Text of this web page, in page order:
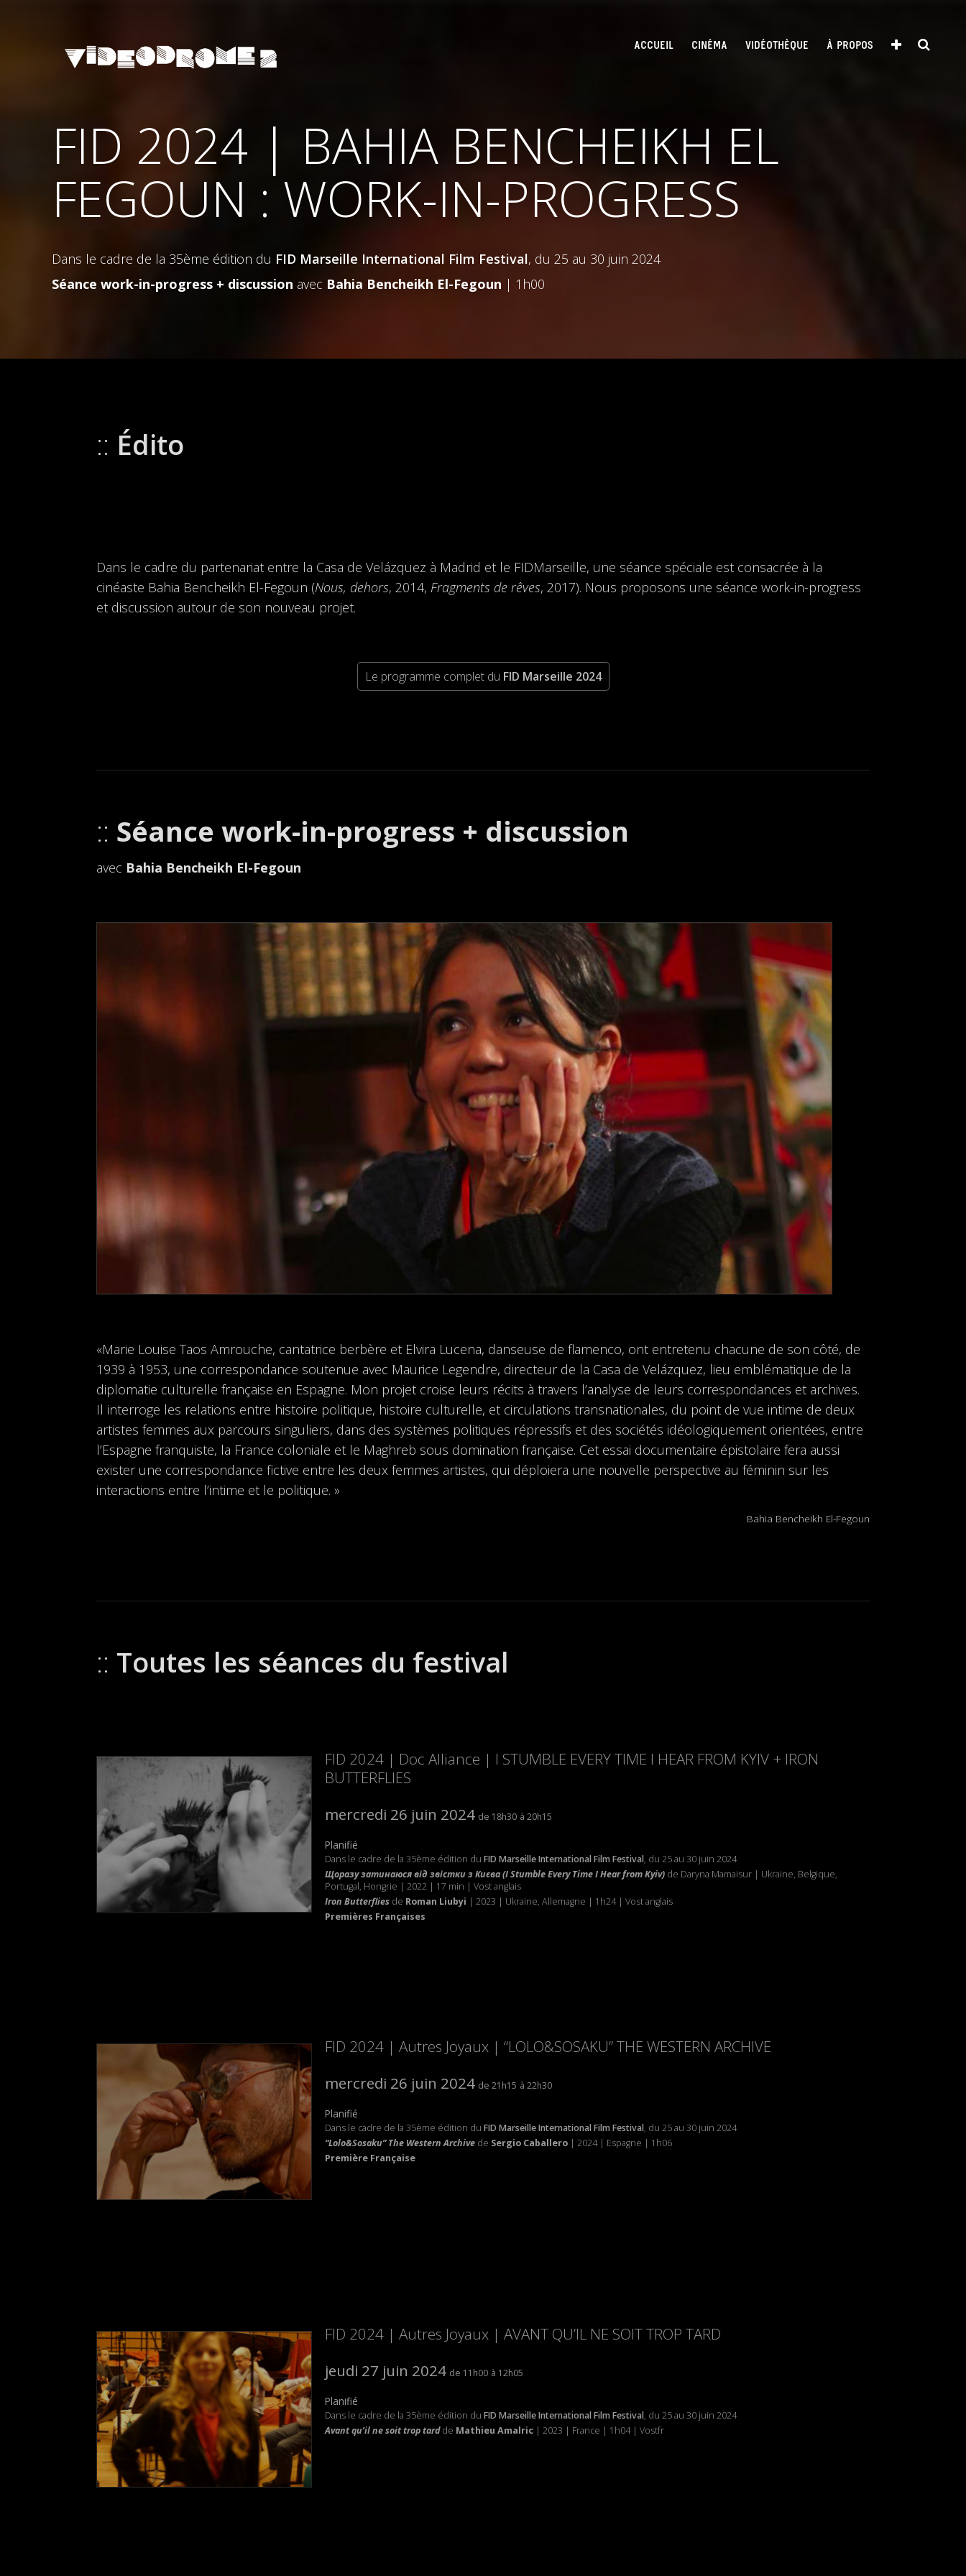
ACCUEIL CINÉMA VIDÉOTHÈQUE À PROPOS
FID 2024 | BAHIA BENCHEIKH EL
FEGOUN : WORK-IN-PROGRESS
Dans le cadre de la 35ème édition du FID Marseille International Film Festival, du 25 au 30 juin 2024
Séance work-in-progress + discussion avec Bahia Bencheikh El-Fegoun | 1h00
Édito
Dans le cadre du partenariat entre la Casa de Velázquez à Madrid et le FIDMarseille, une séance spéciale est consacrée à la
cinéaste Bahia Bencheikh El-Fegoun (Nous, dehors, 2014, Fragments de rêves, 2017). Nous proposons une séance work-in-progress
et discussion autour de son nouveau projet.
Le programme complet du FID Marseille 2024
Séance work-in-progress + discussion
avec Bahia Bencheikh El-Fegoun
«Marie Louise Taos Amrouche, cantatrice berbère et Elvira Lucena, danseuse de flamenco, ont entretenu chacune de son côté, de
1939 à 1953, une correspondance soutenue avec Maurice Legendre, directeur de la Casa de Velázquez, lieu emblématique de la
diplomatie culturelle française en Espagne. Mon projet croise leurs récits à travers l’analyse de leurs correspondances et archives.
Il interroge les relations entre histoire politique, histoire culturelle, et circulations transnationales, du point de vue intime de deux
artistes femmes aux parcours singuliers, dans des systèmes politiques répressifs et des sociétés idéologiquement orientées, entre
l’Espagne franquiste, la France coloniale et le Maghreb sous domination française. Cet essai documentaire épistolaire fera aussi
exister une correspondance fictive entre les deux femmes artistes, qui déploiera une nouvelle perspective au féminin sur les
interactions entre l’intime et le politique. »
Bahia Bencheikh El-Fegoun
Toutes les séances du festival
FID 2024 | Doc Alliance | I STUMBLE EVERY TIME I HEAR FROM KYIV + IRON
BUTTERFLIES
mercredi 26 juin 2024
18h30 20h15
Planifié
Dans le cadre de la 35ème édition du FID Marseille International Film Festival, du 25 au 30 juin 2024
Щоразу затинаюся від звістки з Києва (I Stumble Every Time I Hear from Kyiv)de Daryna Mamaisur | Ukraine, Belgique,
Portugal, Hongrie | 2022 | 17 min | Vost anglais
Iron Butterfliesde Roman Liubyi | 2023 | Ukraine, Allemagne | 1h24 | Vost anglais
Premières Françaises
FID 2024 | Autres Joyaux | “LOLO&SOSAKU” THE WESTERN ARCHIVE
mercredi 26 juin 2024
21h15 22h30
Planifié
Dans le cadre de la 35ème édition du FID Marseille International Film Festival, du 25 au 30 juin 2024
“Lolo&Sosaku” The Western Archivede Sergio Caballero| 2024 | Espagne | 1h06
Première Française
FID 2024 | Autres Joyaux | AVANT QU’IL NE SOIT TROP TARD
jeudi 27 juin 2024
11h00 12h05
Planifié
Dans le cadre de la 35ème édition du FID Marseille International Film Festival, du 25 au 30 juin 2024
Avant qu’il ne soit trop tardde Mathieu Amalric| 2023 | France | 1h04 | Vostfr